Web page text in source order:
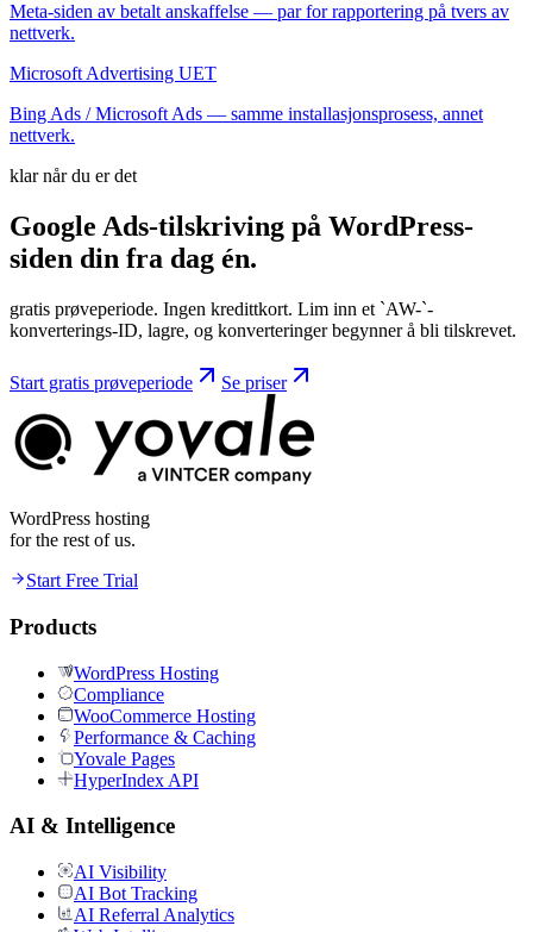
Meta-siden av betalt anskaffelse — par for rapportering på tvers av
nettverk.
Microsoft Advertising UET
Bing Ads / Microsoft Ads — samme installasjonsprosess, annet
nettverk.
klar når du er det
Google Ads-tilskriving på WordPress-
siden din fra dag én.
gratis prøveperiode. Ingen kredittkort. Lim inn et `AW-`-
konverterings-ID, lagre, og konverteringer begynner å bli tilskrevet.
Start gratis prøveperiode Se priser
WordPress hosting
for the rest of us.
Start Free Trial
Products
WordPress Hosting
Compliance
WooCommerce Hosting
Performance & Caching
Yovale Pages
HyperIndex API
AI & Intelligence
AI Visibility
AI Bot Tracking
AI Referral Analytics